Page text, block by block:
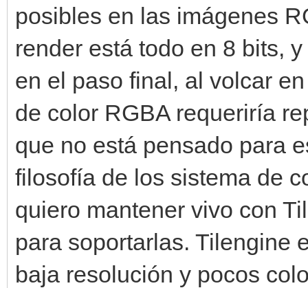
posibles en las imágenes
render está todo en 8 bits,
en el paso final, al volcar
de color RGBA requeriría
que no está pensado para
filosofía de los sistema de
quiero mantener vivo con
para soportarlas. Tilengine
baja resolución y pocos